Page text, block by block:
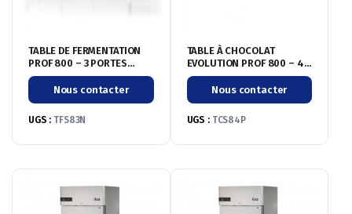
TABLE DE FERMENTATION
PROF 800 – 3 PORTES
PLEINES – SANS DESSUS –
NÉGATIVE -20/+35°C
Nous contacter
UGS : TFS83N
TABLE À CHOCOLAT
EVOLUTION PROF 800 – 4
PORTES PLEINES – SANS
DESSUS – POSITIVE
+4°/+18°C
Nous contacter
UGS : TCS84P